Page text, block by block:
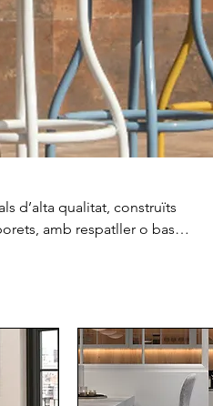
d’alta qualitat, construïts
amb respatller o base